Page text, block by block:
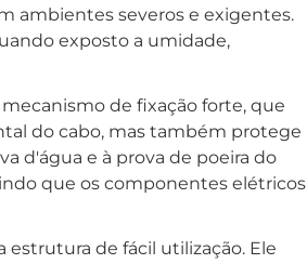
ambientes severos e exigentes.
exposto a umidade,
de fixação forte, que
do cabo, mas também protege
d'água e à prova de poeira do
que os componentes elétricos
estrutura de fácil utilização. Ele